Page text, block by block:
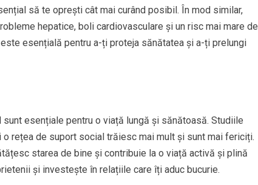
să te oprești cât mai curând posibil. În mod similar,
hepatice, boli cardiovasculare și un risc mai mare de
esențială pentru a-ți proteja sănătatea și a-ți prelungi
esențiale pentru o viață lungă și sănătoasă. Studiile
rețea de suport social trăiesc mai mult și sunt mai fericiți.
starea de bine și contribuie la o viață activă și plină
și investește în relațiile care îți aduc bucurie.